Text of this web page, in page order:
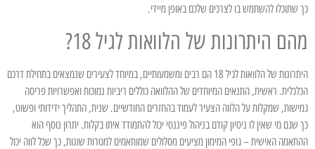
כך שתוכלו להשתמש בו לצרכים שלכם באופן מיידי.
מהם היתרונות של הלוואות לגיל 18?
היתרונות של הלוואות לגיל 18 הם רבים ומשמעותיים, במיוחד לצעירים שנמצאים בתחילת דרכם
הכלכלית. ראשית, התנאים המיוחדים של ההלוואה כוללים ריביות נמוכות ואפשרויות פריסה
גמישות, שמקלות על הלווה הצעיר לעמוד בהחזרים החודשיים. שנית, התהליך ידידותי ופשוט,
כך שגם מי שאין לו ניסיון קודם בניהול פיננסי יכול להתמודד איתו בקלות. יתרון נוסף הוא
ההתאמה האישית – גופי המימון מציעים מסלולים שמותאמים למטרות שונות, כך שכל לווה יכול